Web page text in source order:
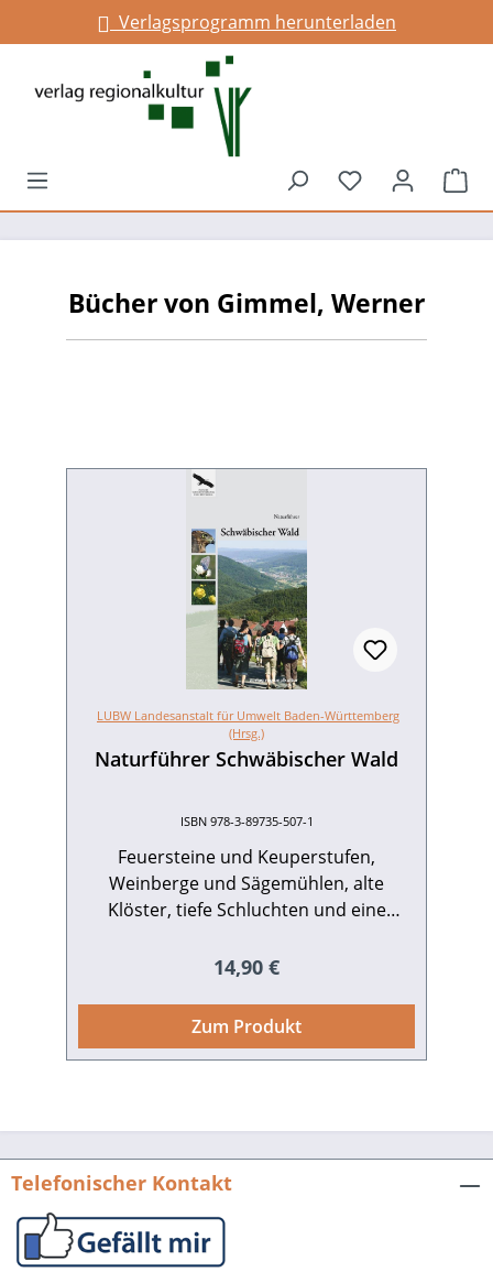
springenVerlagsprogramm herunterladen
Du hast 0
Bücher von Gimmel, Werner
LUBW Landesanstalt für Umwelt Baden-Württemberg
(Hrsg.)
Naturführer Schwäbischer Wald
ISBN 978-3-89735-507-1
Feuersteine und Keuperstufen,
Weinberge und Sägemühlen, alte
Klöster, tiefe Schluchten und eine
Tierwelt – dies sind nur einige Aspekte
Spuren der erdgeschichtlichen
menschlicher Besiedlungen und
das sich nordöstlich von Stuttgart etwa
Hohenloher Ebene erstreckt. Die 22
Autorinnen und Autoren – nicht nur
Regulärer Preis:
14,90 €
Zum Produkt
Telefonischer Kontakt